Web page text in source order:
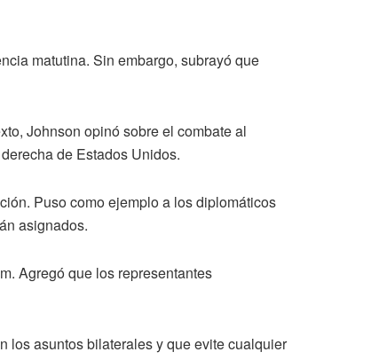
matutina. Sin embargo, subrayó que
Johnson opinó sobre el combate al
de Estados Unidos.
Puso como ejemplo a los diplomáticos
asignados.
Agregó que los representantes
los asuntos bilaterales y que evite cualquier